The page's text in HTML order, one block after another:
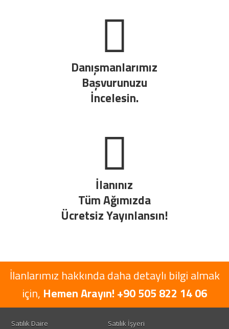
Danışmanlarımız
Başvurunuzu
İncelesin.
İlanınız
Tüm Ağımızda
Ücretsiz Yayınlansın!
İlanlarımız hakkında daha detaylı bilgi almak
için, Hemen Arayın! +90 505 822 14 06
Satılık Daire
Satılık İşyeri